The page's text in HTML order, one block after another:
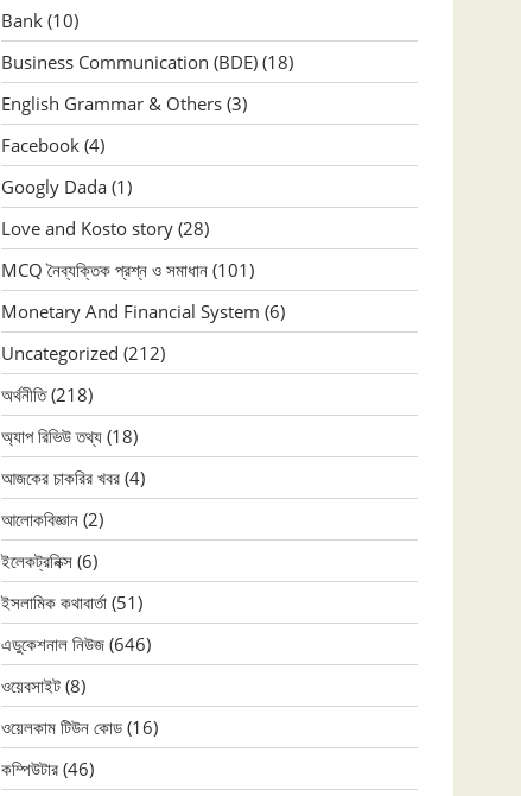
Bank (10)
Business Communication (BDE) (18)
English Grammar & Others (3)
Facebook (4)
Googly Dada (1)
Love and Kosto story (28)
MCQ নৈব্যক্তিক প্রশ্ন ও সমাধান (101)
Monetary And Financial System (6)
Uncategorized (212)
অর্থনীতি(218)
অ্যাপ রিভিউ তথ্য (18)
আজকের চাকরির খবর (4)
আলোকবিজ্ঞান (2)
ইলেকট্রনিক্স (6)
ইসলামিক কথাবার্তা (51)
এডুকেশনাল নিউজ (646)
ওয়েবসাইট (8)
ওয়েলকাম টিউন কোড (16)
কম্পিউটার (46)